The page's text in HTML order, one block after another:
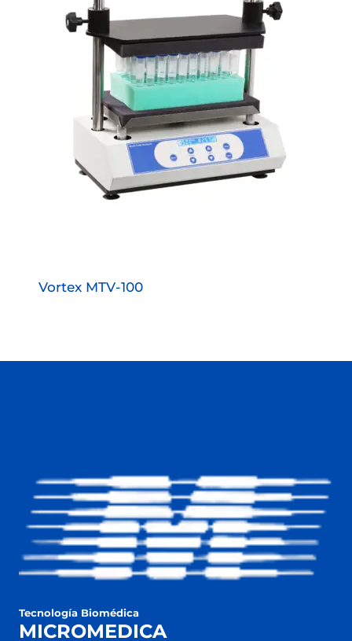
Vortex MTV-100
Tecnología Biomédica
MICROMEDICA